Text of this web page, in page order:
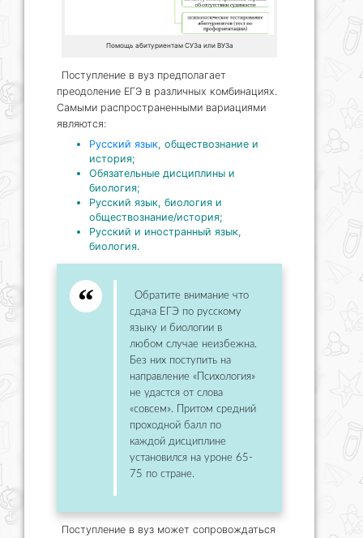
Помощь абитуриентам СУЗа или ВУЗа
Поступление в вуз предполагает
преодоление ЕГЭ в различных комбинациях.
Самыми распространенными вариациями
являются:
Русский язык, обществознание и
история;
Обязательные дисциплины и
биология;
Русский язык, биология и
обществознание/история;
Русский и иностранный язык,
биология.
Обратите внимание что
сдача ЕГЭ по русскому
языку и биологии в
любом случае неизбежна.
Без них поступить на
направление «Психология»
не удастся от слова
«совсем». Притом средний
проходной балл по
каждой дисциплине
установился на уроне 65-
75 по стране.
Поступление в вуз может сопровождаться